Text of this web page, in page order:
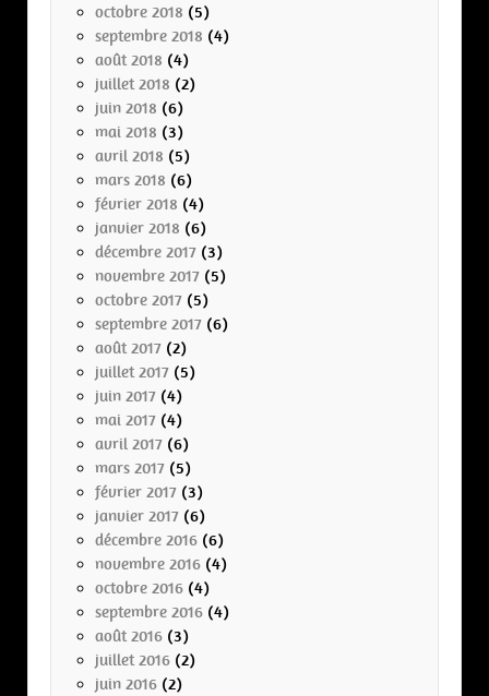
octobre 2018 (5)
septembre 2018 (4)
août 2018 (4)
juillet 2018 (2)
juin 2018 (6)
mai 2018 (3)
avril 2018 (5)
mars 2018 (6)
février 2018 (4)
janvier 2018 (6)
décembre 2017 (3)
novembre 2017 (5)
octobre 2017 (5)
septembre 2017 (6)
août 2017 (2)
juillet 2017 (5)
juin 2017 (4)
mai 2017 (4)
avril 2017 (6)
mars 2017 (5)
février 2017 (3)
janvier 2017 (6)
décembre 2016 (6)
novembre 2016 (4)
octobre 2016 (4)
septembre 2016 (4)
août 2016 (3)
juillet 2016 (2)
juin 2016 (2)